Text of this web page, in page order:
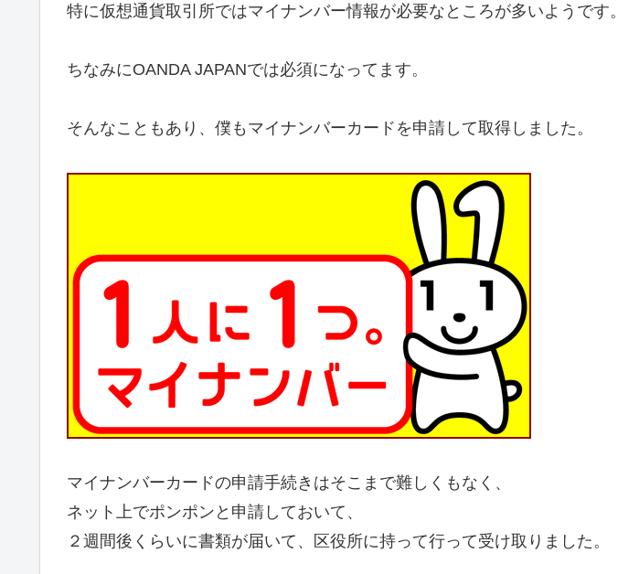
特に仮想通貨取引所ではマイナンバー情報が必要なところが多いようです。
ちなみにOANDA JAPANでは必須になってます。
そんなこともあり、僕もマイナンバーカードを申請して取得しました。
マイナンバーカードの申請手続きはそこまで難しくもなく、
ネット上でポンポンと申請しておいて、
２週間後くらいに書類が届いて、区役所に持って行って受け取りました。